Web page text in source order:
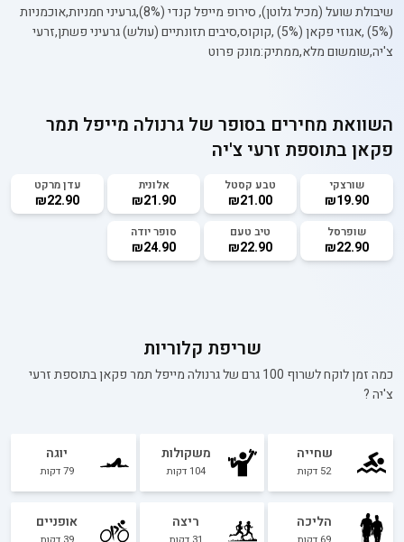
שיבולת שועל (מכיל גלוטן), סירופ מייפל קנדי (8%),גרעיני חמניות,אוכמניות
(5%) ,אגוזי פקאן (5%) ,קוקוס,סיבים תזונתיים (עולש) גרעיני פשתן,זרעי
צ'יה,שומשום מלא,ממתיק:מונק פרוט
השוואת מחירים בסופר של גרנולה מייפל תמר
פקאן בתוספת זרעי צ'יה
שורצקי
₪19.90
טבע קסטל
₪21.00
אלונית
₪21.90
עדן מרקט
₪22.90
שופרסל
₪22.90
טיב טעם
₪22.90
סופר יודה
₪24.90
שריפת קלוריות
כמה זמן לוקח לשרוף 100 גרם של
גרנולה מייפל תמר פקאן בתוספת זרעי
צ'יה?
שחייה
52 דקות
משקולות
104 דקות
יוגה
79דקות
הליכה ריצה אופניים